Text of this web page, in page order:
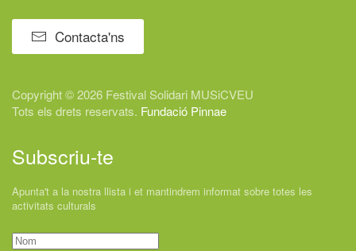
Contacta'ns
Copyright © 2026 Festival Solidari MUSiCVEU
Tots els drets reservats. Fundació Pinnae
Subscriu-te
Apunta't a la nostra llista i et mantindrem informat sobre totes les
activitats culturals